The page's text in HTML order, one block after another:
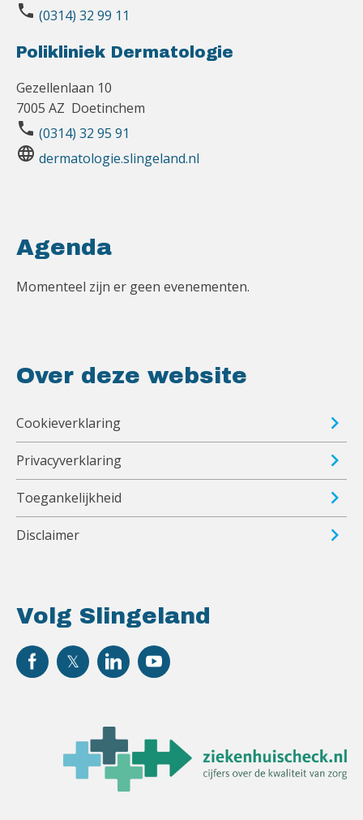
phone (0314) 32 99 11
Polikliniek Dermatologie
Gezellenlaan 10
7005 AZ Doetinchem
phone (0314) 32 95 91
language dermatologie.slingeland.nl
Volg Slingeland
Agenda
Momenteel zijn er geen evenementen.
Over deze website
Cookieverklaring
Privacyverklaring
Toegankelijkheid
Disclaimer